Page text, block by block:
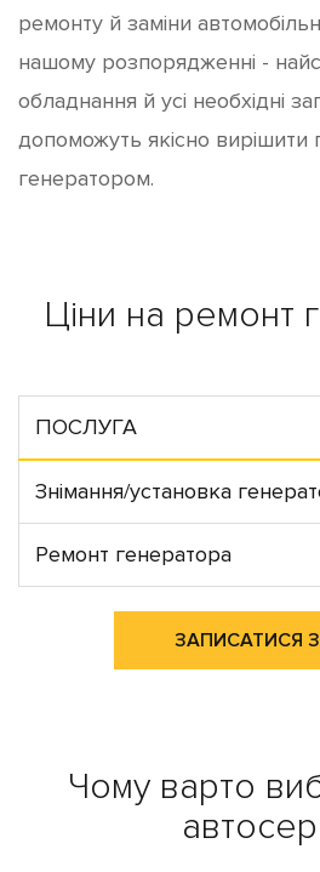
ремонту й заміни
нашому розпорядженні -
обладнання й усі необхідні
допоможуть якісно вирішити
генератором.
Ціни на ремонт
ПОСЛУГА
Знімання/установка
Ремонт генератора
ЗАПИСАТИСЯ
Чому варто